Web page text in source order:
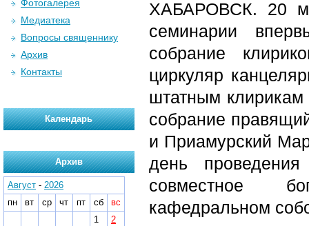
ХАБАРОВСК. 20
семинарии
собрание
циркуляр
штатным клирикам
собрание
и Приамурский
день
совместное
кафедральном
Фотогалерея
Медиатека
Вопросы священнику
Архив
Контакты
Календарь
Архив
Август - 2026
пн
вт ср чт пт сб
вс
1
2